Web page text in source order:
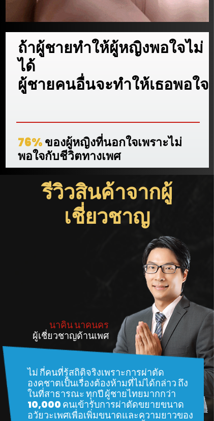
ถ้าผู้ชายทำให้ผู้หญิงพอใจไม่
ได้
ผู้ชายคนอื่นจะทำให้เธอพอใจ
76%ของผู้หญิงที่นอกใจเพราะไม่
พอใจกับชีวิตทางเพศ
รีวิวสินค้าจากผู้
เชี่ยวชาญ
ไม่ กี่คนที่รู้สถิติจริงเพราะการผ่าตัด
องคชาตเป็นเรื่องต้องห้ามที่ไม่ได้กล่าว ถึง
ในที่สาธารณะ ทุกปี ผู้ชายไทยมากกว่า
10,000 คนเข้ารับการผ่าตัดขยายขนาด
อวัยวะเพศเพื่อเพิ่มขนาดและความยาวของ
นาคิน นาคนคร
ผู้เชี่ยวชาญด้านเพศ